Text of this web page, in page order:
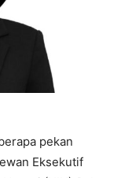
pekan
Eksekutif